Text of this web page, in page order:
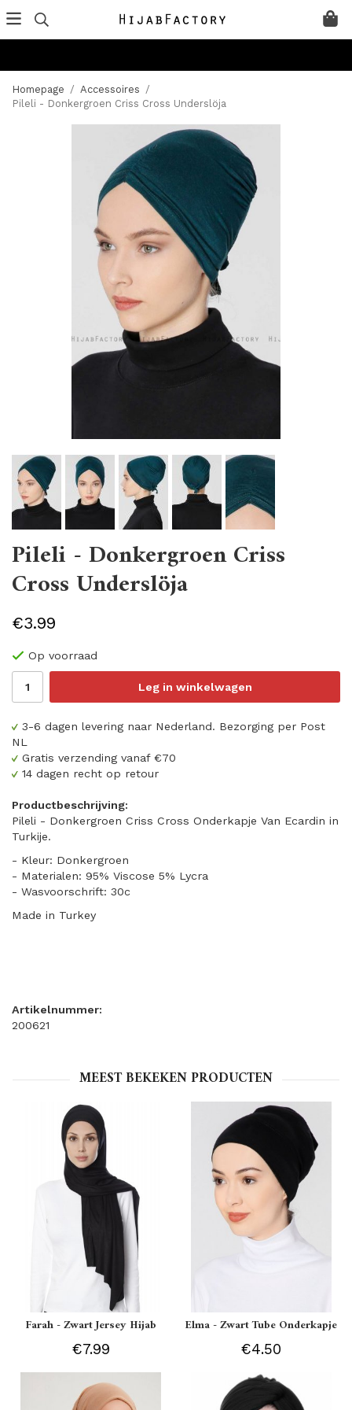
Homepage / Accessoires /
Pileli - Donkergroen Criss Cross Underslöja
Pileli - Donkergroen Criss
Cross Underslöja
€3.99
Op voorraad
Leg in winkelwagen
3-6 dagen levering naar Nederland. Bezorging per Post
NL
Gratis verzending vanaf €70
14 dagen recht op retour
Productbeschrijving:
Pileli - Donkergroen Criss Cross Onderkapje Van Ecardin in
Turkije.
- Kleur: Donkergroen
- Materialen: 95% Viscose 5% Lycra
- Wasvoorschrift: 30c
Made in Turkey
Artikelnummer:
200621
MEEST BEKEKEN PRODUCTEN
Farah - Zwart Jersey Hijab
€7.99
Elma - Zwart Tube Onderkapje
€4.50